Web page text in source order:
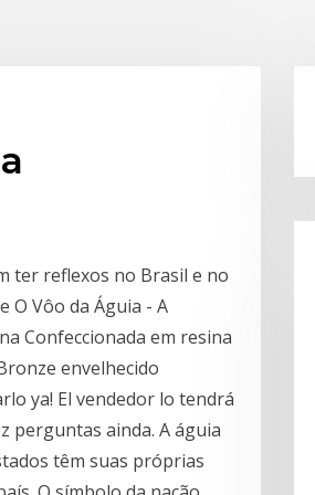
ter reflexos no Brasil e no
O Vôo da Águia - A
Confeccionada em resina
envelhecido
ya! El vendedor lo tendrá
perguntas ainda. A águia
têm suas próprias